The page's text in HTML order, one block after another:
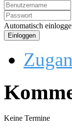
Automatisch
Einloggen
Keine Termine